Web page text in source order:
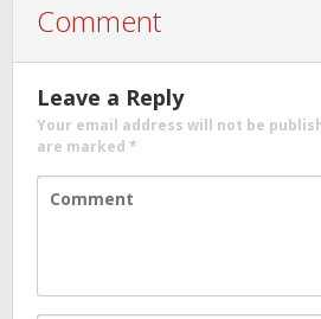
Comment
Leave a Reply
Your email address will not be
are marked *